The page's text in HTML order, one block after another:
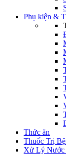
Phụ kiện &
Thức ăn
Thuốc Trị
Xử Lý Nước